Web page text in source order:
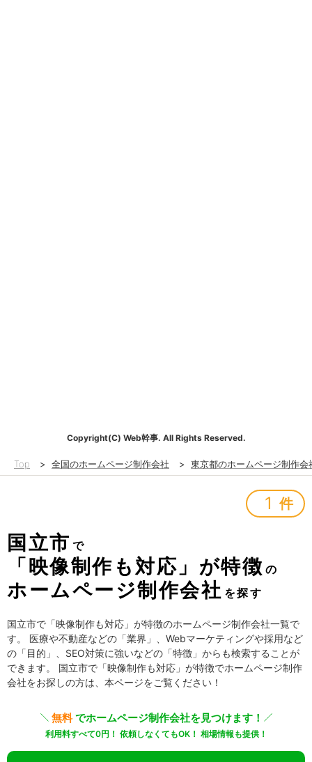
Copyright(C) Web幹事. All Rights Reserved.
Top > 全国のホームページ制作会社 > 東京都のホームページ制作会
1 件
国立市 で
「映像制作も対応」が特徴 の
ホームページ制作会社 を探す
国立市で「映像制作も対応」が特徴のホームページ制作会社一覧で
す。 医療や不動産などの「業界」、Webマーケティングや採用など
の「目的」、SEO対策に強いなどの「特徴」からも検索することが
できます。 国立市で「映像制作も対応」が特徴でホームページ制作
会社をお探しの方は、本ページをご覧ください！
無料でホームページ制作会社を見つけます！
利用料すべて0円！ 依頼しなくてもOK！ 相場情報も提供！